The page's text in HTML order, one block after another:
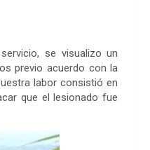
se visualizo un
previo acuerdo con la
labor consistió en
que el lesionado fue